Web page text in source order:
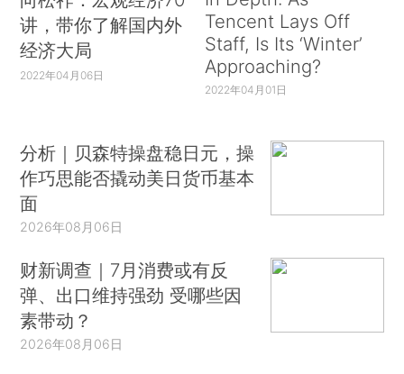
讲，带你了解国内外
经济大局
2022年04月06日
Tencent Lays Off
Staff, Is Its ‘Winter’
Approaching?
2022年04月01日
分析｜贝森特操盘稳日元，操
作巧思能否撬动美日货币基本
面
2026年08月06日
财新调查｜7月消费或有反
弹、出口维持强劲 受哪些因
素带动？
2026年08月06日